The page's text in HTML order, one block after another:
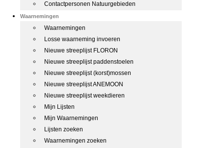
Contactpersonen Natuurgebieden
Waarnemingen
Waarnemingen
Losse waarneming invoeren
Nieuwe streeplijst FLORON
Nieuwe streeplijst paddenstoelen
Nieuwe streeplijst (korst)mossen
Nieuwe streeplijst ANEMOON
Nieuwe streeplijst weekdieren
Mijn Lijsten
Mijn Waarnemingen
Lijsten zoeken
Waarnemingen zoeken